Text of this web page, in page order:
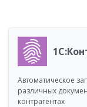
Автоматическое
различных
контрагентах